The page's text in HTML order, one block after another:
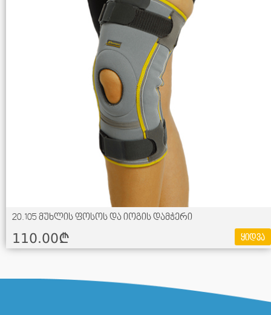
20.105 მუხლის ფოსოს და იოგის დამჭერი
110.00¢ ყიდვა